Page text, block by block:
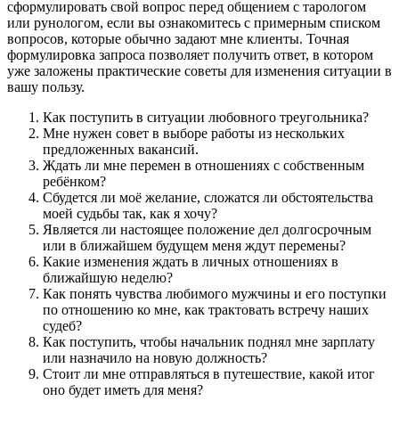
сформулировать свой вопрос перед общением с тарологом
или рунологом, если вы ознакомитесь с примерным списком
вопросов, которые обычно задают мне клиенты. Точная
формулировка запроса позволяет получить ответ, в котором
уже заложены практические советы для изменения ситуации в
вашу пользу.
Как поступить в ситуации любовного треугольника?
Мне нужен совет в выборе работы из нескольких
предложенных вакансий.
Ждать ли мне перемен в отношениях с собственным
ребёнком?
Сбудется ли моё желание, сложатся ли обстоятельства
моей судьбы так, как я хочу?
Является ли настоящее положение дел долгосрочным
или в ближайшем будущем меня ждут перемены?
Какие изменения ждать в личных отношениях в
ближайшую неделю?
Как понять чувства любимого мужчины и его поступки
по отношению ко мне, как трактовать встречу наших
судеб?
Как поступить, чтобы начальник поднял мне зарплату
или назначило на новую должность?
Стоит ли мне отправляться в путешествие, какой итог
оно будет иметь для меня?